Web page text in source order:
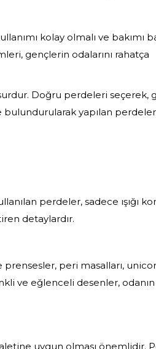
kolay olmalı ve bakımı
gençlerin odalarını rahatça
Doğru perdeleri seçerek,
bulundurularak yapılan
perdeler, sadece ışığı
detaylardır.
peri masalları,
ve eğlenceli desenler,
uygun olması önemlidir.